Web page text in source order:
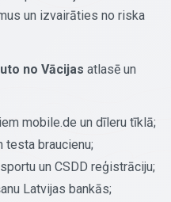
un izvairāties no riska
no Vācijas atlasē un
mobile.de un dīleru tīklā;
testa braucienu;
un CSDD reģistrāciju;
Latvijas bankās;